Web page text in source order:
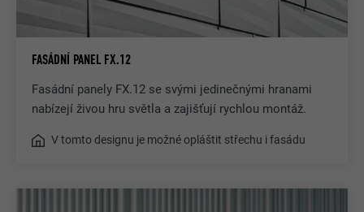
FASÁDNÍ PANEL FX.12
Fasádní panely FX.12 se svými jedinečnými hranami
nabízejí živou hru světla a zajišťují rychlou montáž.
V tomto designu je možné opláštit střechu i fasádu